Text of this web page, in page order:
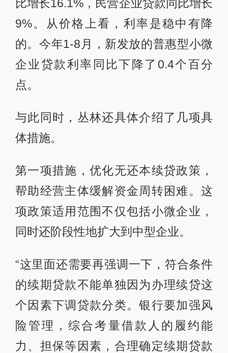
比增长16.1%，民营企业贷款同比增长
9%。从价格上看，利率是稳中有降
的。今年1-8月，新发放的普惠型小微
企业贷款利率同比下降了0.4个百分
点。
与此同时，丛林还具体介绍了几项具
体措施。
第一项措施，优化无还本续贷政策，
帮助经营主体缓解资金周转困难。这
项政策适用范围不仅包括小微企业，
同时还阶段性地扩大到中型企业。
“这里面还需要再强调一下，符合条件
的续期贷款不能单独因为办理续贷这
个因素下调贷款分类。银行要加强风
险管理，综合考量借款人的履约能
力、担保等因素，合理确定续期贷款